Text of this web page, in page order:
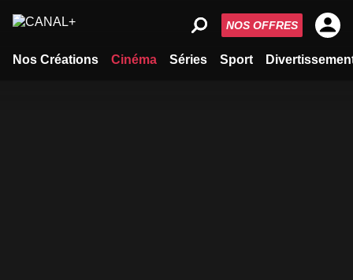
Nos Créations Cinéma Séries Sport
NOS OFFRES